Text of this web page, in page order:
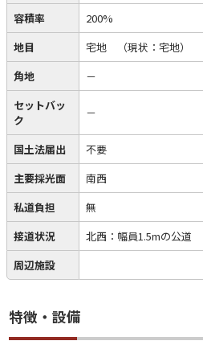
容積率
200%
地目
宅地
（現状：宅地）
角地
－
セットバッ
ク
－
国土法届出
不要
主要採光面
南西
私道負担
無
接道状況
北西：幅員1.5mの公道
周辺施設
特徴・設備